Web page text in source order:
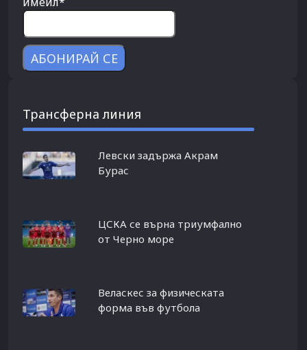
Трансферна линия
Левски задържа Акрам
Бурас
ЦСКА се върна триумфално
от Черно море
Веласкес за физическата
форма във футбола